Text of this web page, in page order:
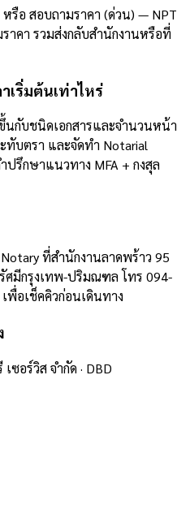
รือ สอบถามราคา (ด่วน) — NPT
าคา รวมส่งกลับสำนักงานหรือที่
เริ่มต้นเท่าไหร่
นกับชนิดเอกสารและจำนวนหน้า
ทับตรา และจัดทำ Notarial
รึกษาแนวทาง MFA + กงสุล
ที่สำนักงานลาดพร้าว 95
ศมีกรุงเทพ-ปริมณฑล โทร 094-
พื่อเช็คคิวก่อนเดินทาง
ซอร์วิส จำกัด · DBD